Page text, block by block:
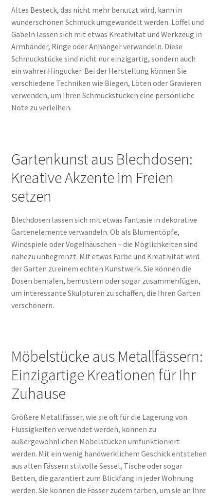
Altes Besteck, das nicht mehr benutzt wird, kann in
wunderschönen Schmuck umgewandelt werden. Löffel und
Gabeln lassen sich mit etwas Kreativität und Werkzeug in
Armbänder, Ringe oder Anhänger verwandeln. Diese
Schmuckstücke sind nicht nur einzigartig, sondern auch
ein wahrer Hingucker. Bei der Herstellung können Sie
verschiedene Techniken wie Biegen, Löten oder Gravieren
verwenden, um Ihren Schmuckstücken eine persönliche
Note zu verleihen.
Gartenkunst aus Blechdosen:
Kreative Akzente im Freien
setzen
Blechdosen lassen sich mit etwas Fantasie in dekorative
Gartenelemente verwandeln. Ob als Blumentöpfe,
Windspiele oder Vogelhäuschen – die Möglichkeiten sind
nahezu unbegrenzt. Mit etwas Farbe und Kreativität wird
der Garten zu einem echten Kunstwerk. Sie können die
Dosen bemalen, bemustern oder sogar zusammenfügen,
um interessante Skulpturen zu schaffen, die Ihren Garten
verschönern.
Möbelstücke aus Metallfässern:
Einzigartige Kreationen für Ihr
Zuhause
Größere Metallfässer, wie sie oft für die Lagerung von
Flüssigkeiten verwendet werden, können zu
außergewöhnlichen Möbelstücken umfunktioniert
werden. Mit ein wenig handwerklichem Geschick entstehen
aus alten Fässern stilvolle Sessel, Tische oder sogar
Betten, die garantiert zum Blickfang in jeder Wohnung
werden. Sie können die Fässer zudem färben, um sie an Ihre